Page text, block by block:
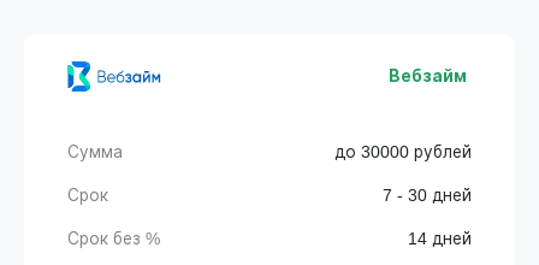
Вебзайм
Сумма до 30000 рублей
Срок 7 - 30 дней
Срок без % 14 дней